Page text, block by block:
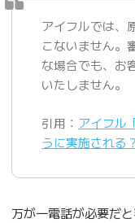
アイフルでは、
こないません。
な場合でも、お
いたしません。
引用： アイフル
うに実施される
万が一電話が必要だ